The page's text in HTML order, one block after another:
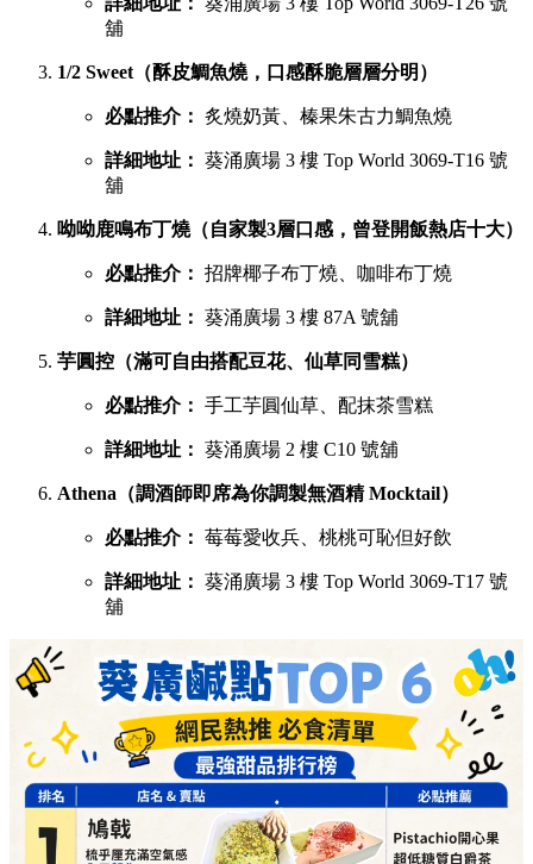
舖
1/2 Sweet（酥皮鯛魚燒，口感酥脆層層分明）
必點推介： 炙燒奶黃、榛果朱古力鯛魚燒
詳細地址： 葵涌廣場 3 樓 Top World 3069-T16 號
舖
呦呦鹿鳴布丁燒（自家製3層口感，曾登開飯熱店十大）
必點推介： 招牌椰子布丁燒、咖啡布丁燒
詳細地址： 葵涌廣場 3 樓 87A 號舖
芋圓控（滿可自由搭配豆花、仙草同雪糕）
必點推介： 手工芋圓仙草、配抹茶雪糕
詳細地址： 葵涌廣場 2 樓 C10 號舖
Athena（調酒師即席為你調製無酒精 Mocktail）
必點推介： 莓莓愛收兵、桃桃可恥但好飲
詳細地址： 葵涌廣場 3 樓 Top World 3069-T17 號
舖